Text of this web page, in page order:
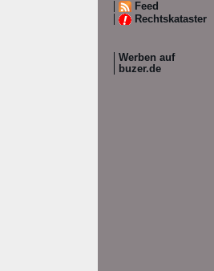
Feed
Rechtskataster
Werben auf
buzer.de